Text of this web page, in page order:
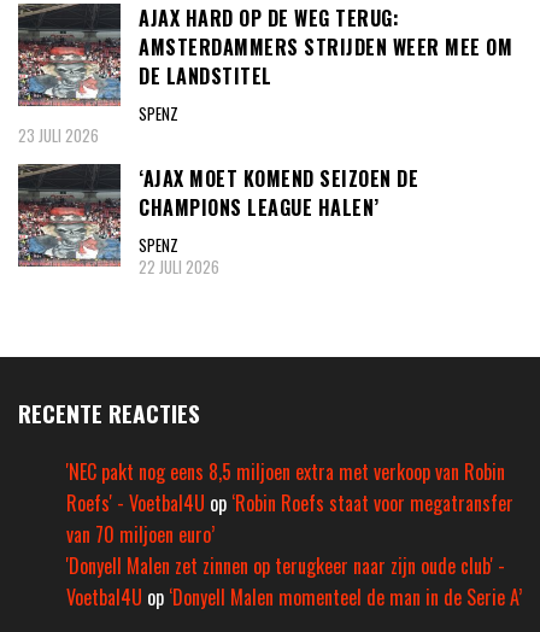
AJAX HARD OP DE WEG TERUG:
AMSTERDAMMERS STRIJDEN WEER MEE OM
DE LANDSTITEL
SPENZ
23 JULI 2026
‘AJAX MOET KOMEND SEIZOEN DE
CHAMPIONS LEAGUE HALEN’
SPENZ
22 JULI 2026
RECENTE REACTIES
'NEC pakt nog eens 8,5 miljoen extra met verkoop van Robin
Roefs' - Voetbal4U op ‘Robin Roefs staat voor megatransfer
van 70 miljoen euro’
'Donyell Malen zet zinnen op terugkeer naar zijn oude club' -
Voetbal4U op ‘Donyell Malen momenteel de man in de Serie A’